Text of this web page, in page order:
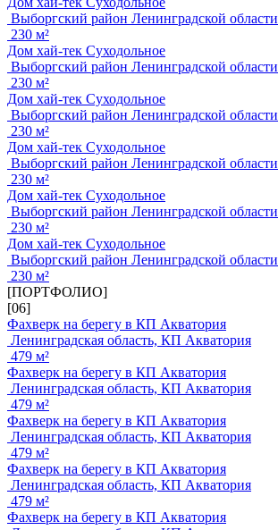
Выборгский район Ленинградской области
230 м²
Дом хай-тек Суходольное
Выборгский район Ленинградской области
230 м²
Дом хай-тек Суходольное
Выборгский район Ленинградской области
230 м²
Дом хай-тек Суходольное
Выборгский район Ленинградской области
230 м²
Дом хай-тек Суходольное
Выборгский район Ленинградской области
230 м²
Дом хай-тек Суходольное
Выборгский район Ленинградской области
230 м²
[ПОРТФОЛИО]
[06]
Фахверк на берегу в КП Акватория
Ленинградская область, КП Акватория
479 м²
Фахверк на берегу в КП Акватория
Ленинградская область, КП Акватория
479 м²
Фахверк на берегу в КП Акватория
Ленинградская область, КП Акватория
479 м²
Фахверк на берегу в КП Акватория
Ленинградская область, КП Акватория
479 м²
Фахверк на берегу в КП Акватория